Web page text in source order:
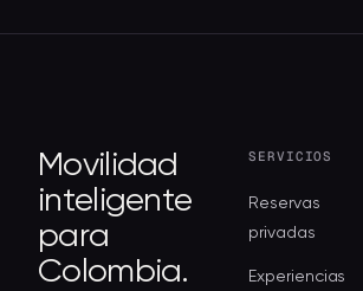
Movilidad
inteligente
para
Colombia.
SERVICIOS
Reservas
privadas
Experiencias